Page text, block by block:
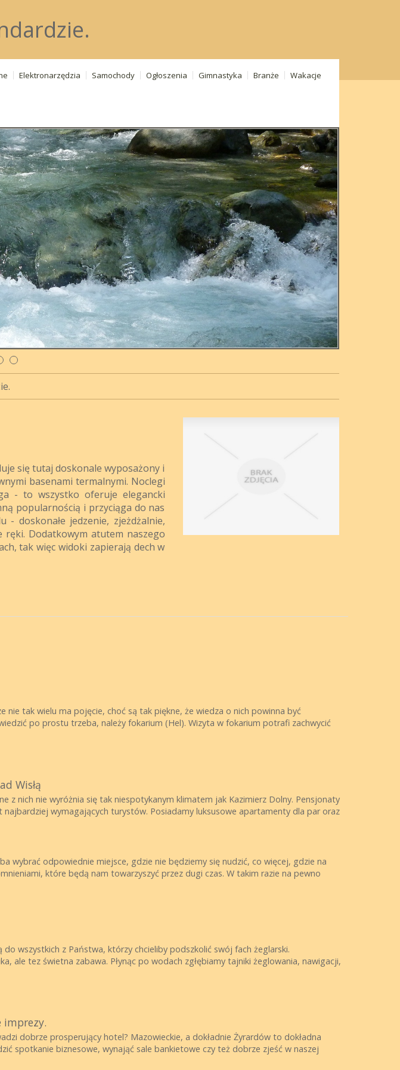
Elektronarzędzia Samochody Ogłoszenia Gimnastyka Branże Wakacje
się tutaj doskonale wyposażony i
basenami termalnymi. Noclegi
- to wszystko oferuje elegancki
popularnością i przyciąga do nas
doskonałe jedzenie, zjeżdżalnie,
ręki. Dodatkowym atutem naszego
tak więc widoki zapierają dech w
nie tak wielu ma pojęcie, choć są tak piękne, że wiedza o nich powinna być
po prostu trzeba, należy fokarium (Hel). Wizyta w fokarium potrafi zachwycić
Wisłą
z nich nie wyróżnia się tak niespotykanym klimatem jak Kazimierz Dolny. Pensjonaty
najbardziej wymagających turystów. Posiadamy luksusowe apartamenty dla par oraz
wybrać odpowiednie miejsce, gdzie nie będziemy się nudzić, co więcej, gdzie na
które będą nam towarzyszyć przez dugi czas. W takim razie na pewno
wszystkich z Państwa, którzy chcieliby podszkolić swój fach żeglarski.
ale tez świetna zabawa. Płynąc po wodach zgłębiamy tajniki żeglowania, nawigacji,
imprezy.
dobrze prosperujący hotel? Mazowieckie, a dokładnie Żyrardów to dokładna
spotkanie biznesowe, wynająć sale bankietowe czy też dobrze zjeść w naszej